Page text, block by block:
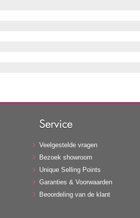
Service
Veelgestelde vragen
Bezoek showroom
Unique Selling Points
Garanties & Voorwaarden
Beoordeling van de klant